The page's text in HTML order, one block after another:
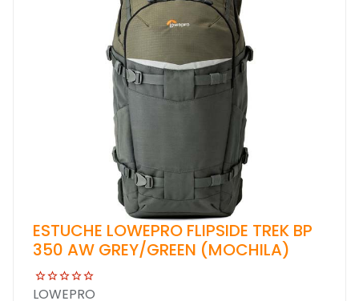
ESTUCHE LOWEPRO FLIPSIDE TREK BP
350 AW GREY/GREEN (MOCHILA)
LOWEPRO